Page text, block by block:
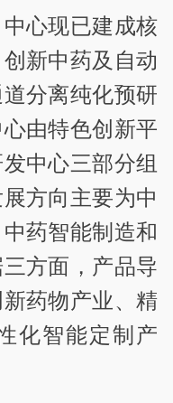
心现已建成核
新中药及自动
分离纯化预研
由特色创新平
中心三部分组
方向主要为中
药智能制造和
方面，产品导
药物产业、精
化智能定制产